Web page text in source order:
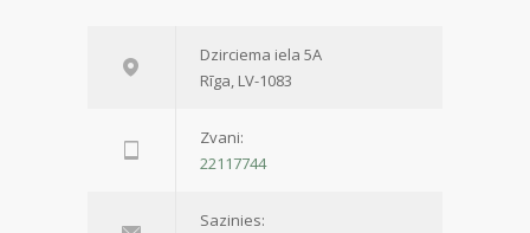
Dzirciema iela 5A
Rīga, LV-1083
Zvani:
22117744
Sazinies: